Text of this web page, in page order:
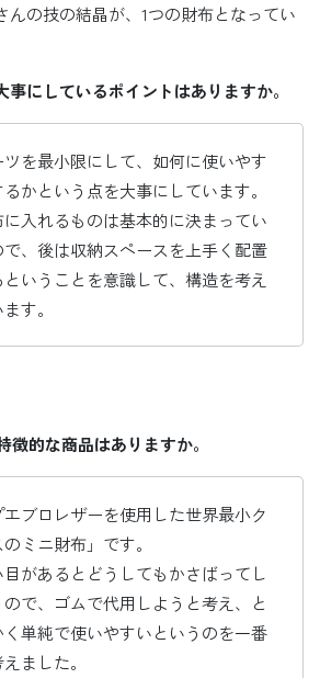
んの技の結晶が、1つの財布となってい
事にしているポイントはありますか。
ツを最小限にして、如何に使いやす
るかという点を大事にしています。
に入れるものは基本的に決まってい
で、後は収納スペースを上手く配置
いうことを意識して、構造を考え
す。
的な商品はありますか。
エブロレザーを使用した世界最小ク
ミニ財布」です。
があるとどうしてもかさばってし
ので、ゴムで代用しようと考え、と
く単純で使いやすいというのを一番
ました。